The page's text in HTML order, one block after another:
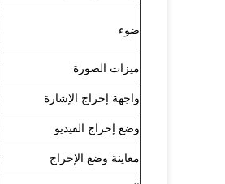
ضوء
ميزات الصورة
واجهة إخراج الإشارة
وضع إخراج الفيديو
معاينة وضع الإخراج